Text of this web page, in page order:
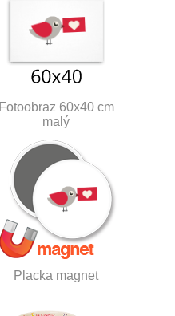
Fotoobraz 60x40 cm
malý
Placka magnet